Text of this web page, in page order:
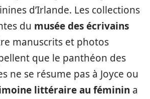
d’Irlande. Les collections
du musée des écrivains
manuscrits et photos
que le panthéon des
ne se résume pas à Joyce ou
littéraire au féminin a